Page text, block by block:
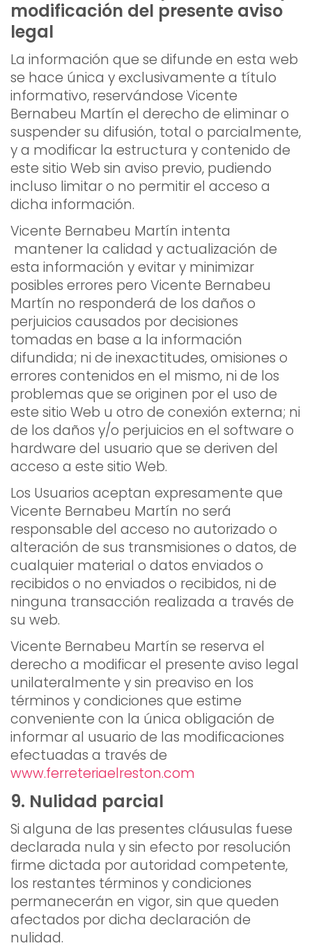
modificación del presente aviso
legal
La información que se difunde en esta web
se hace única y exclusivamente a título
informativo, reservándose Vicente
Bernabeu Martín el derecho de eliminar o
suspender su difusión, total o parcialmente,
y a modificar la estructura y contenido de
este sitio Web sin aviso previo, pudiendo
incluso limitar o no permitir el acceso a
dicha información.
Vicente Bernabeu Martín intenta
mantener la calidad y actualización de
esta información y evitar y minimizar
posibles errores pero Vicente Bernabeu
Martín no responderá de los daños o
perjuicios causados por decisiones
tomadas en base a la información
difundida; ni de inexactitudes, omisiones o
errores contenidos en el mismo, ni de los
problemas que se originen por el uso de
este sitio Web u otro de conexión externa; ni
de los daños y/o perjuicios en el software o
hardware del usuario que se deriven del
acceso a este sitio Web.
Los Usuarios aceptan expresamente que
Vicente Bernabeu Martín no será
responsable del acceso no autorizado o
alteración de sus transmisiones o datos, de
cualquier material o datos enviados o
recibidos o no enviados o recibidos, ni de
ninguna transacción realizada a través de
su web.
Vicente Bernabeu Martín se reserva el
derecho a modificar el presente aviso legal
unilateralmente y sin preaviso en los
términos y condiciones que estime
conveniente con la única obligación de
informar al usuario de las modificaciones
efectuadas a través de
www.ferreteriaelreston.com
9. Nulidad parcial
Si alguna de las presentes cláusulas fuese
declarada nula y sin efecto por resolución
firme dictada por autoridad competente,
los restantes términos y condiciones
permanecerán en vigor, sin que queden
afectados por dicha declaración de
nulidad.